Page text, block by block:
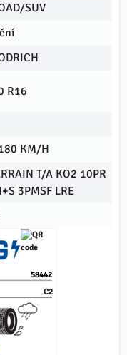
SUV
R16
KM/H
T/A KO2 10PR
3PMSF LRE
58442
C2